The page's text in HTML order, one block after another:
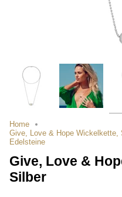
Home
Give, Love & Hope Wickelkette,
Edelsteine
Give, Love &
Silber